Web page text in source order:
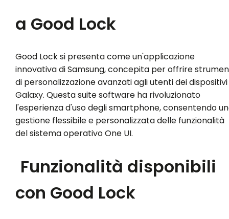
a Good Lock
Good Lock si presenta come un'applicazione
innovativa di Samsung, concepita per offrire
di personalizzazione avanzati agli utenti dei dispositivi
Galaxy. Questa suite software ha rivoluzionato
l'esperienza d'uso degli smartphone, consentendo
gestione flessibile e personalizzata delle funzionalità
del sistema operativo One UI.
Funzionalità disponibili
con Good Lock